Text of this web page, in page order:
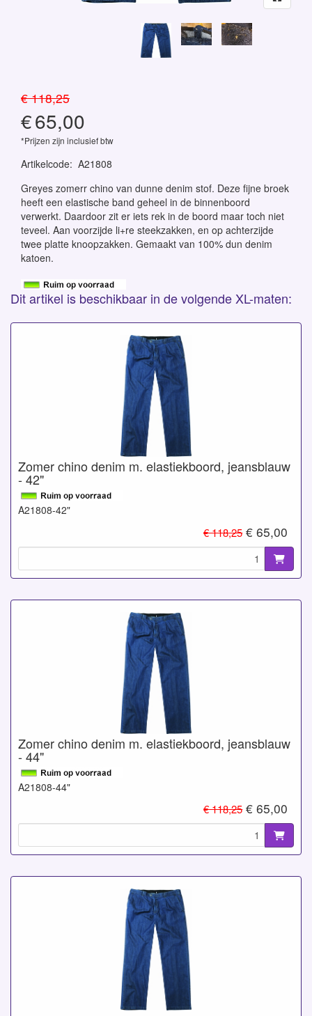
€ 118,25
€65,00
*Prijzen zijn inclusief btw
Artikelcode: A21808
Greyes zomerr chino van dunne denim stof. Deze fijne broek
heeft een elastische band geheel in de binnenboord
verwerkt. Daardoor zit er iets rek in de boord maar toch niet
teveel. Aan voorzijde li+re steekzakken, en op achterzijde
twee platte knoopzakken. Gemaakt van 100% dun denim
katoen.
Dit artikel is beschikbaar in de volgende XL-maten:
Zomer chino denim m. elastiekboord, jeansblauw
- 42"
A21808-42"
€ 118,25€ 65,00
Zomer chino denim m. elastiekboord, jeansblauw
- 44"
A21808-44"
€ 118,25€ 65,00